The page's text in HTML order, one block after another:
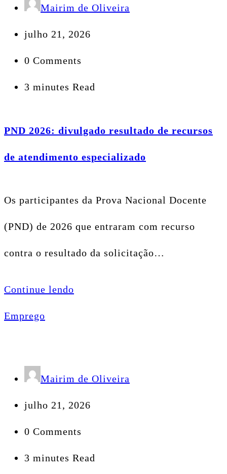
Mairim de Oliveira
julho 21, 2026
0 Comments
3 minutes Read
PND 2026: divulgado resultado de recursos
de atendimento especializado
Os participantes da Prova Nacional Docente
(PND) de 2026 que entraram com recurso
contra o resultado da solicitação…
Continue lendo
Emprego
Mairim de Oliveira
julho 21, 2026
0 Comments
3 minutes Read